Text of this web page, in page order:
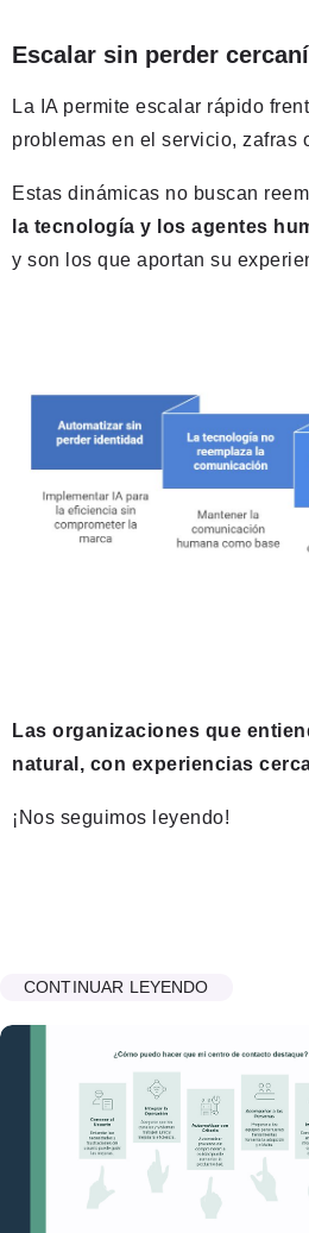
Escalar sin perder
La IA permite escalar rápido
problemas en el servicio, zafras
Estas dinámicas no buscan
la tecnología y los agentes
y son los que aportan su
Las organizaciones que
natural, con experiencias
¡Nos seguimos leyendo!
CONTINUAR LEYENDO